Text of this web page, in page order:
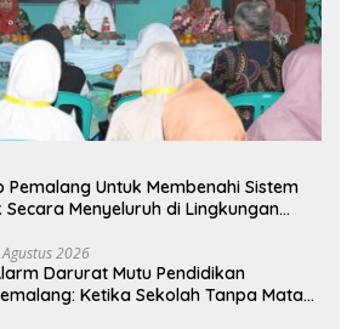
Pemalang Untuk Membenahi Sistem
Secara Menyeluruh di Lingkungan
Agustus 2026
Darurat Mutu Pendidikan
Ketika Sekolah Tanpa Mata